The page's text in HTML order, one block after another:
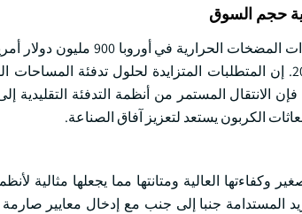
حجم السوق
نمو سنوي مركب قدره 17.2٪ من عام 2025 إلى عام 2034. إن المتطلبات المتزايدة
الانتقال المستمر من أنظمة التدفئة التقليدية
الكربون يستعد لتعزيز آفاق الصناعة.
وكفاءتها العالية ومتانتها مما يجعلها مثالية
المستدامة جنبا إلى جنب مع إدخال معايير